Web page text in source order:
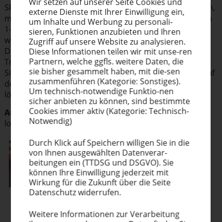
Skateboards ist die Verwendung von verformten Sieben,
mit denen das Druckmotiv aufgebracht wird. Dies ist im
1- und 2 - Farbendruck möglich. Sobald es mehr Farben
werden, wird das Druckmotiv mittels einer speziellen
Durchlauf- Trans­fer­walze aufgetragen. Diese speziellen
Trans­fer­drucke werden auch in kleinen Stückzahlen im
Siebdruck hergestellt. Für optimale Druck­ergeb­nisse auf
dem lackierten Holz werden Polyamid-Gewebe und
lösemit­tel­ba­sierte Siebdruck­farben verwendet.
Autor:H.​C.​Morgner, Lockamp Vertriebs GmbH,www.​
lockamp.​de
externe Dienste mit Ihrer Einwil­ligung ein,
um Inhalte und Werbung zu perso­na­li­
sieren, Funktionen anzubieten und Ihren
Zugriff auf unsere Website zu analysieren.
Diese Infor­ma­tionen teilen wir mit unse-ren
Partnern, welche ggfls. weitere Daten, die
sie bisher gesammelt haben, mit die-sen
zusam­men­führen (Kategorie: Sonstiges).
Um technisch-notwendige Funktio-nen
sicher anbieten zu können, sind bestimmte
Cookies immer aktiv (Kategorie: Technisch-
Notwendig)
Durch Klick auf Speichern willigen Sie in die
von Ihnen ausge­wählten Datenverar-
beitungen ein (TTDSG und DSGVO). Sie
können Ihre Einwil­ligung jederzeit mit
Wirkung für die Zukunft über die Seite
Datenschutz widerrufen.
Weitere Infor­ma­tionen zur Verar­beitung